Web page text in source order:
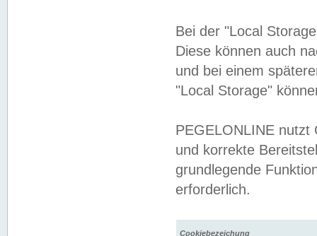
Bei der "Local
Diese können auch
und bei einem
"Local Storage"
PEGELONLINE nutzt
und korrekte
grundlegende
erforderlich.
Cookiebezeichung